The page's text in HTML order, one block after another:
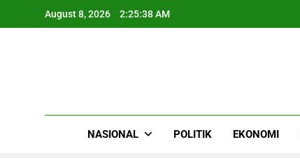
August 8, 2026 2:25:39 AM
NASIONAL POLITIK EKONOMI